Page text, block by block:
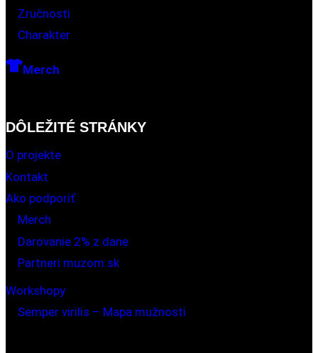
Zručnosti
Charakter
Merch
DÔLEŽITÉ STRÁNKY
O projekte
Kontakt
Ako podporiť
Merch
Darovanie 2% z dane
Partneri muzom.sk
Workshopy
Semper virilis – Mapa mužnosti